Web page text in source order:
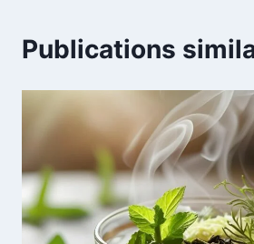
Publications